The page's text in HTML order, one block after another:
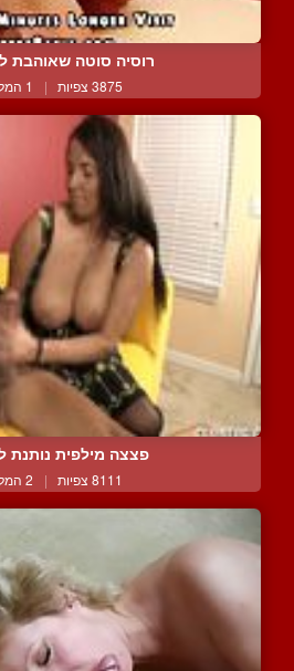
רוסיה סוטה שאוהבת
3875 צפיות | 1 המלצות
פצצה מילפית נותנת
8111 צפיות | 2 המלצות